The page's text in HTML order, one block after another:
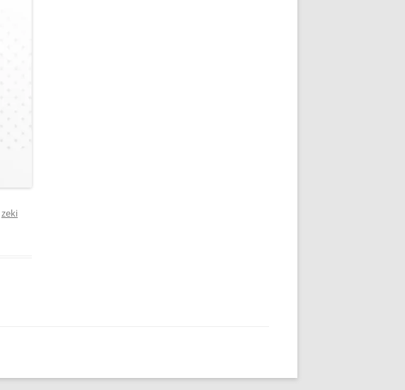
zeki